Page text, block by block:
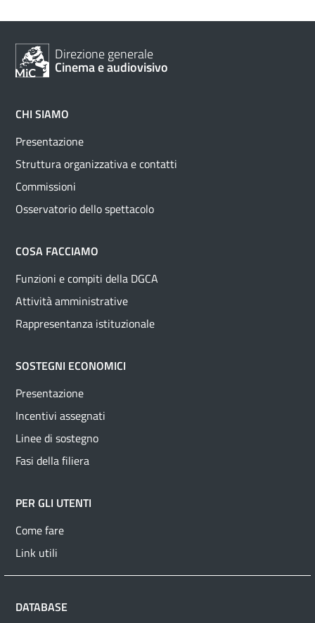
Direzione generale
Cinema e audiovisivo
CHI SIAMO
Presentazione
Struttura organizzativa e contatti
Commissioni
Osservatorio dello spettacolo
COSA FACCIAMO
Funzioni e compiti della DGCA
Attività amministrative
Rappresentanza istituzionale
SOSTEGNI ECONOMICI
Presentazione
Incentivi assegnati
Linee di sostegno
Fasi della filiera
PER GLI UTENTI
Come fare
Link utili
DATABASE